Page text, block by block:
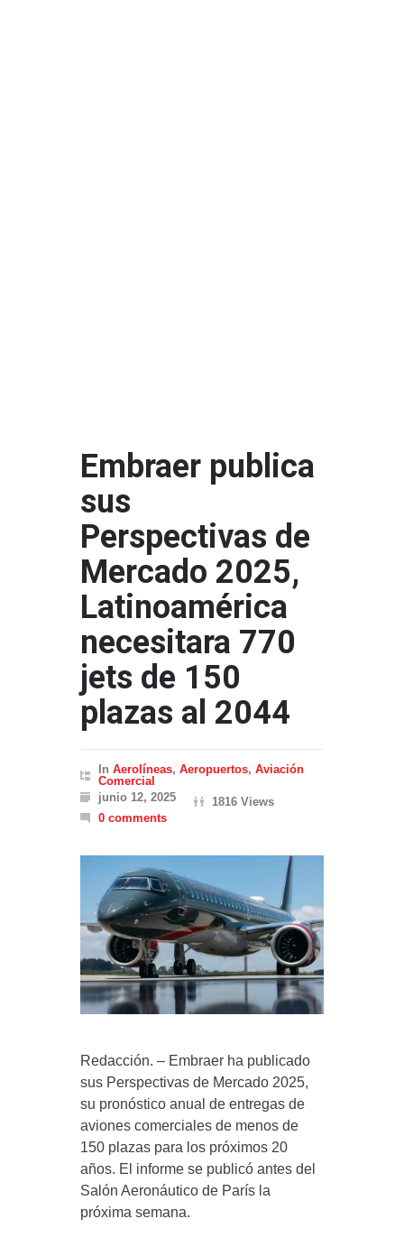
Embraer publica
sus
Perspectivas de
Mercado 2025,
Latinoamérica
necesitara 770
jets de 150
plazas al 2044
In Aerolíneas, Aeropuertos, Aviación
Comercial
junio 12, 2025
1816 Views
0 comments
Redacción. – Embraer ha publicado
sus Perspectivas de Mercado 2025,
su pronóstico anual de entregas de
aviones comerciales de menos de
150 plazas para los próximos 20
años. El informe se publicó antes del
Salón Aeronáutico de París la
próxima semana.